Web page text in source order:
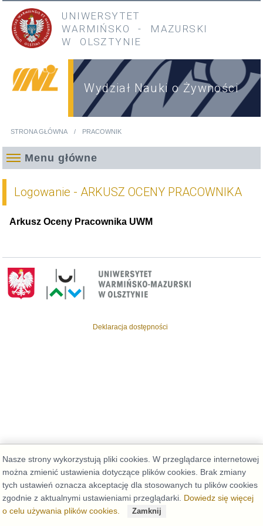
Przejdź do treści
Przejdź do menu głównego
UNIWERSYTET
WARMIŃSKO
- MAZURSKI
W OLSZTYNIE
Wydział Nauki o Żywności
STRONA GŁÓWNA PRACOWNIK
Menu główne
Logowanie - ARKUSZ OCENY PRACOWNIKA
Arkusz Oceny Pracownika UWM
Deklaracja dostępności
Nasze strony wykorzystują pliki cookies. W przeglądarce internetowej
można zmienić ustawienia dotyczące plików cookies. Brak zmiany
tych ustawień oznacza akceptację dla stosowanych tu plików cookies
zgodnie z aktualnymi ustawieniami przeglądarki. Dowiedz się więcej
o celu używania plików cookies.